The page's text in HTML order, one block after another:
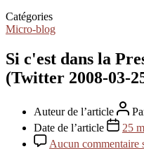
Catégories
Micro-blog
Si c'est dans la
(Twitter 2008-03-
Auteur de l’article
Date de l’article
25
Aucun commentaire